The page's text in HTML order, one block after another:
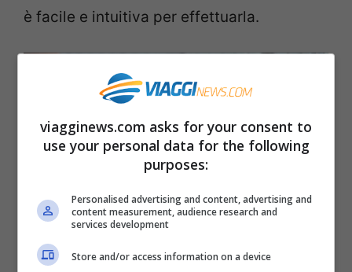
è facile e intuitiva per effettuarla.
viagginews.com asks for your consent to
use your personal data for the following
purposes:
Personalised advertising and content, advertising and
content measurement, audience research and
services development
Store and/or access information on a device